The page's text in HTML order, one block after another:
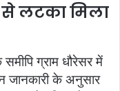
लटका मिला
ग्राम धौरेसर में
जानकारी के अनुसार